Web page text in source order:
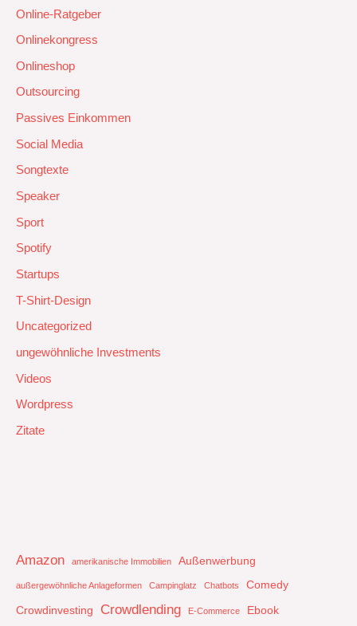
Online-Ratgeber
Onlinekongress
Onlineshop
Outsourcing
Passives Einkommen
Social Media
Songtexte
Speaker
Sport
Spotify
Startups
T-Shirt-Design
Uncategorized
ungewöhnliche Investments
Videos
Wordpress
Zitate
Amazon amerikanische Immobilien Außenwerbung
außergewöhnliche Anlageformen Campinglatz Chatbots
Comedy
Crowdinvesting
Crowdlending E-Commerce Ebook